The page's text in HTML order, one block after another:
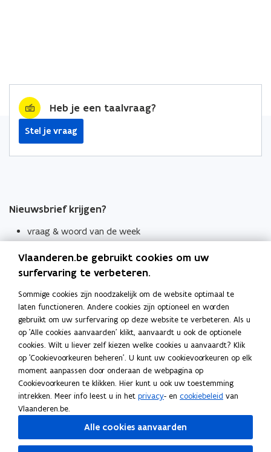
Heb je een taalvraag?
Stel je vraag
Nieuwsbrief krijgen?
vraag & woord van de week
Schrijf je in
Thema's
Taaladviezen
Spellingregels
Tips voor duidelijke taal
Bekijk ook
Spellingtests
Boek- en webwijzer
Vlaanderen.be gebruikt cookies om uw
surfervaring te verbeteren.
Sommige cookies zijn noodzakelijk om de website optimaal te
laten functioneren. Andere cookies zijn optioneel en worden
gebruikt om uw surfervaring op deze website te verbeteren. Als u
op 'Alle cookies aanvaarden' klikt, aanvaardt u ook de optionele
cookies. Wilt u liever zelf kiezen welke cookies u aanvaardt? Klik
op 'Cookievoorkeuren beheren'. U kunt uw cookievoorkeuren op elk
moment aanpassen door onderaan de webpagina op
Cookievoorkeuren te klikken. Hier kunt u ook uw toestemming
intrekken. Meer info leest u in het privacy- en cookiebeleid van
Vlaanderen.be.
Alle cookies aanvaarden